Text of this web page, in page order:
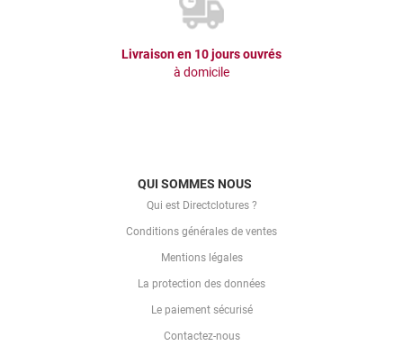
Livraison en 10 jours ouvrés
à domicile
QUI SOMMES NOUS
Qui est Directclotures ?
Conditions générales de ventes
Mentions légales
La protection des données
Le paiement sécurisé
Contactez-nous